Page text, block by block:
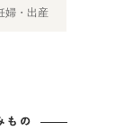
婦・出産